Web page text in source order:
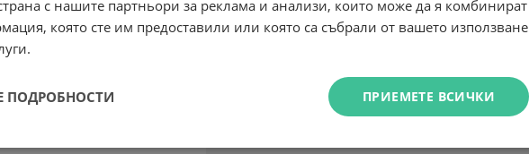
с нашите партньори за реклама и анализи, които може да я комбинират
която сте им предоставили или която са събрали от вашето използване
ПРИЕМЕТЕ ВСИЧКИ
ПОДРОБНОСТИ